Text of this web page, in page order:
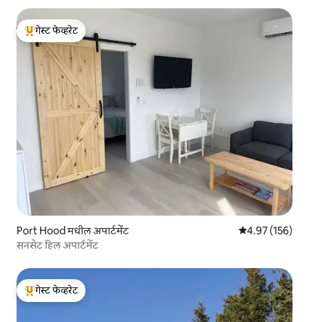
टॉप गेस्ट फेव्हरेट
गेस्ट फेव्हरेट
Port Hood मधील अपार्टमेंट 5 पैकी 4.97
4.97 (156)
सनसेट हिल अपार्टमेंट
टॉप गेस्ट फेव्हरेट
गेस्ट फेव्हरेट